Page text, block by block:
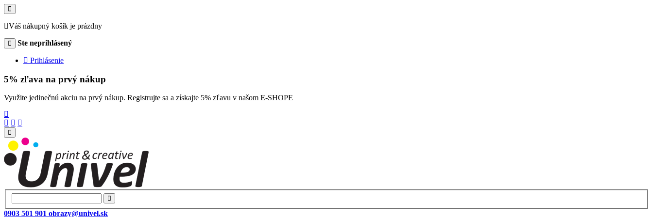
Váš nákupný košík je prázdny
Ste neprihlásený
Prihlásenie
5% zľava na prvý nákup
Využite jedinečnú akciu na prvý nákup. Registrujte sa a získajte 5% zľavu v našom E-SHOPE
0903 501 901 obrazy@univel.sk